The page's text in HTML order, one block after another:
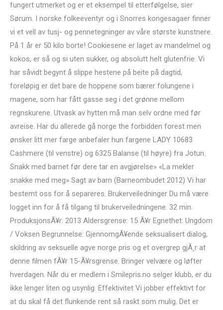
fungert utmerket og er et eksempel til etterfølgelse, sier
Sørum. I norske folkeeventyr og i Snorres kongesagaer finner
vi et vell av tusj- og pennetegninger av våre største kunstnere.
På 1 år er 50 kilo borte! Cookiesene er laget av mandelmel og
kokos, er så og si uten sukker, og absolutt helt glutenfrie. Vi
har såvidt begynt å slippe hestene på beite på dagtid,
foreløpig er det bare de hoppene som bærer folungene i
magene, som har fått gasse seg i det grønne mellom
regnskurene. Utvask av hytten må man selv ordne med før
avreise. Har du allerede gå norge the forbidden forest men
ønsker litt mer farge anbefaler hun fargene LADY 10683
Cashmere (til venstre) og 6325 Balanse (til høyre) fra Jotun.
Snakk med barnet før dere tar en avgjørelse» «La mekler
snakke med meg» Sagt av barn (Barneombudet 2012) Vi har
bestemt oss for å separeres. Brukerveiledninger Du må være
logget inn for å få tilgang til brukerveiledningene. 32 min.
ProduksjonsÃ¥r: 2013 Aldersgrense: 15 Ã¥r Egnethet: Ungdom
/ Voksen Begrunnelse: GjennomgÃ¥ende seksualisert dialog,
skildring av seksuelle agve norge pris og et overgrep gjÃ¸r at
denne filmen fÃ¥r 15-Ã¥rsgrense. Bringer velvære og løfter
hverdagen. Når du er medlem i Smilepris.no selger klubb, er du
ikke lenger liten og usynlig. Effektivitet Vi jobber effektivt for
at du skal få det flunkende rent så raskt som mulig. Det er